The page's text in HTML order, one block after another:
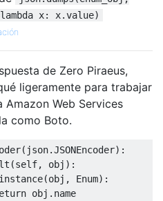
x: x.value)
de Zero Piraeus,
ligeramente para trabajar
Amazon Web Services
como Boto.
( json.JSONEncoder):
(self, obj ):
Enum):
obj.name